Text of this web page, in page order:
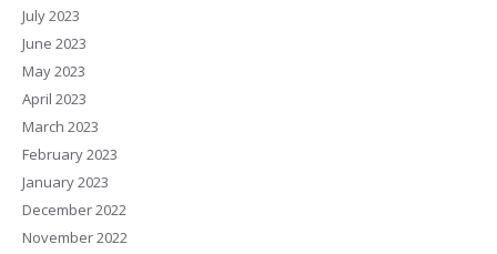
July 2023
June 2023
May 2023
April 2023
March 2023
February 2023
January 2023
December 2022
November 2022